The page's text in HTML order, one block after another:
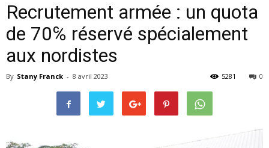
Recrutement armée : un quota
de 70℅ réservé spécialement
aux nordistes
By Stany Franck - 8 avril 2023 0
5281